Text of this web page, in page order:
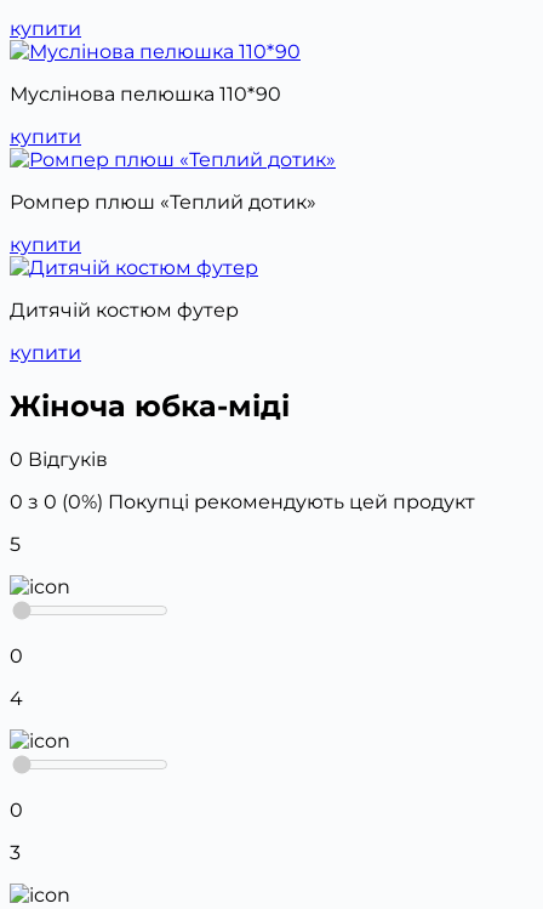
купити
Муслінова пелюшка 110*90
купити
Ромпер плюш «Теплий дотик»
купити
Дитячій костюм футер
купити
Жіноча юбка-міді
0 Відгуків
0 з 0 (0%) Покупці рекомендують цей продукт
5
0
4
0
3